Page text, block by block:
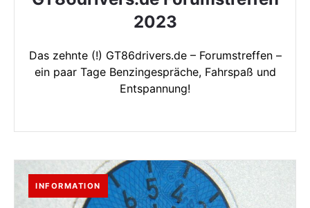
2023
Das zehnte (!) GT86drivers.de – Forumstreffen –
ein paar Tage Benzingespräche, Fahrspaß und
Entspannung!
INFORMATION